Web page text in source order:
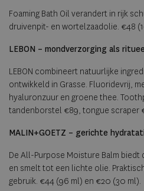
Foaming Bath Oil verandert in rijk
druivenpit- en wortelzaadolie. €48
LEBON – mondverzorging als
LEBON combineert natuurlijke
ontwikkeld in Grasse. Fluoridevrij,
hyaluronzuur en groene thee.
tandenborstel €89, tongue scraper
MALIN+GOETZ – gerichte
De All-Purpose Moisture Balm
en smelt tot een lichte olie.
gebruik. €44 (96 ml) en €20 (30 ml).